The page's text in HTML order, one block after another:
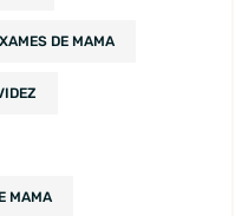
DE MAMA
MAMA